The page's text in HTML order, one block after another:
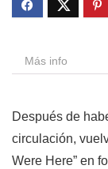
Más info
Después de
circulación,
Were Here” en